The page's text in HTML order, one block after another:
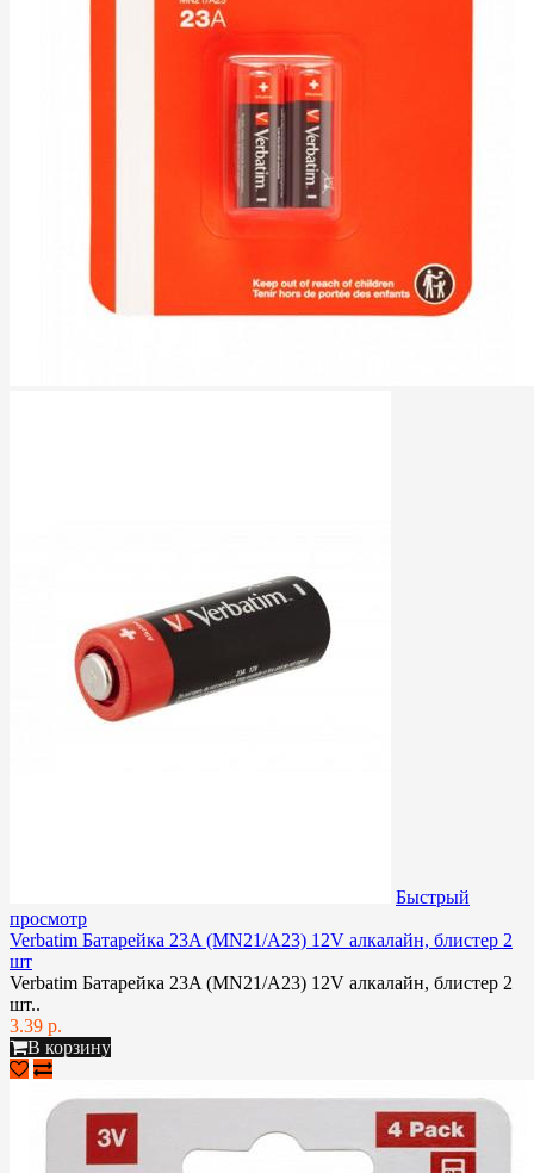
Быстрый
просмотр
Verbatim Батарейка 23A (MN21/A23) 12V алкалайн, блистер 2
шт
Verbatim Батарейка 23A (MN21/A23) 12V алкалайн, блистер 2
шт..
3.39 р.
В корзину